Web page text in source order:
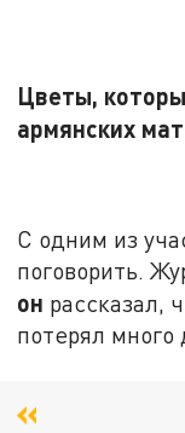
Цветы,
армянских
С одним из
поговорить.
он рассказал,
потерял много